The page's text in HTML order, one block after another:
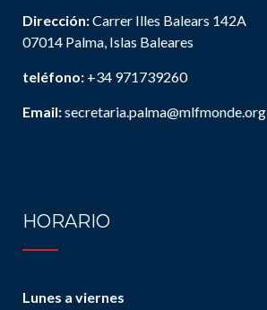
Dirección:Carrer Illes Balears 142A
07014 Palma, Islas Baleares
teléfono: +34 971739260
Email:secretaria.palma@mlfmonde.org
HORARIO
Lunes a viernes